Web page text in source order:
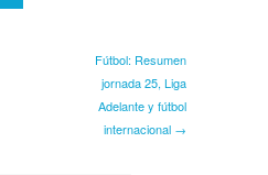
Fútbol: Resumen
jornada 25, Liga
Adelante y fútbol
internacional →